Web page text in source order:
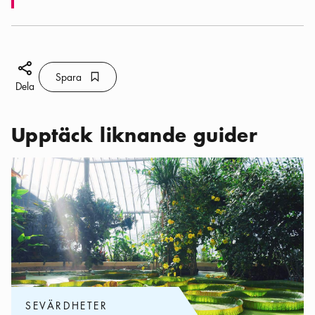
Dela ikon
Dela
Spara Bokmärke ikon
Spara
Upptäck liknande guider
Kategorier: Sevärdheter, Min heldagsutflykt med konst och
SEVÄRDHETER